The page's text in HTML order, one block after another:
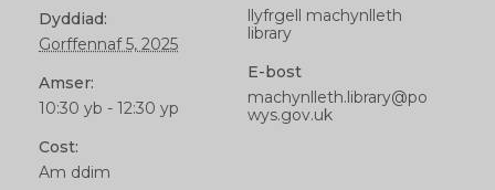
Dyddiad:
Gorffennaf 5, 2025
Amser:
10:30 yb - 12:30 yp
Cost:
Am ddim
llyfrgell machynlleth
library
E-bost
machynlleth.library@po
wys.gov.uk